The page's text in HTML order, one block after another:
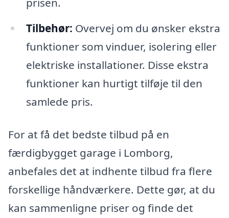
Tilbehør: Overvej om du ønsker ekstra
funktioner som vinduer, isolering eller
elektriske installationer. Disse ekstra
funktioner kan hurtigt tilføje til den
samlede pris.
For at få det bedste tilbud på en
færdigbygget garage i Lomborg,
anbefales det at indhente tilbud fra flere
forskellige håndværkere. Dette gør, at du
kan sammenligne priser og finde det